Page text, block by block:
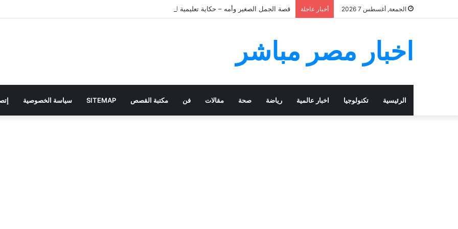
الجمعة, أغسطس 7 2026 أخبار عاجلة قصة الجمل الصغير وأمه – حكاية تعليمية للأطفال
اخبار مصر مباشر
الرئيسية تكنولوجيا اخبار عالمية رياضة صحة مقالات فن مكتبة القصص SITEMAP سياسة الخصوصية